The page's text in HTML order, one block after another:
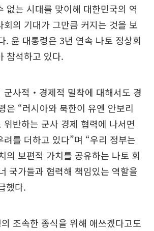
없는 시대를 맞이해 대한민국의 역
회의 기대가 그만큼 커지는 것을 보
. 윤 대통령은 3년 연속 나토 정상회
참석하고 있다.
군사적‧경제적 밀착에 대해서도 경
은 “러시아와 북한이 유엔 안보리
위반하는 군사 경제 협력에 나서면
려를 더하고 있다”며 “우리 정부는
의 보편적 가치를 공유하는 나토 회
국가들과 협력해 책임있는 역할을
했다.
조속한 종식을 위해 애쓰겠다고도